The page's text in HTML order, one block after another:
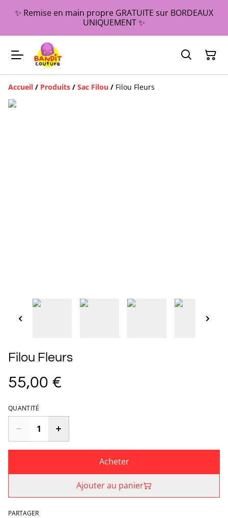
✨ Remise en main propre GRATUITE sur BORDEAUX
UNIQUEMENT ✨
Accueil / Produits / Sac Filou / Filou Fleurs
Filou Fleurs
55,00 €
QUANTITÉ
Acheter
Ajouter au panier
PARTAGER